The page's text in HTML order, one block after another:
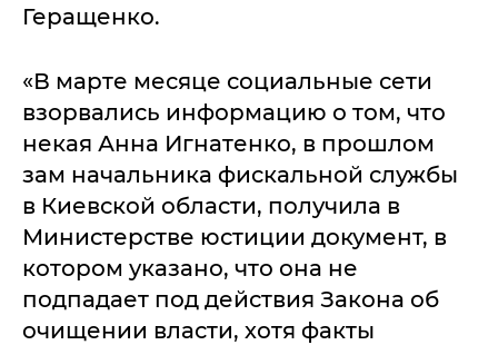
Геращенко.
«В марте месяце социальные сети
взорвались информацию о том, что
некая Анна Игнатенко, в прошлом
зам начальника фискальной службы
в Киевской области, получила в
Министерстве юстиции документ, в
котором указано, что она не
подпадает под действия Закона об
очищении власти, хотя факты